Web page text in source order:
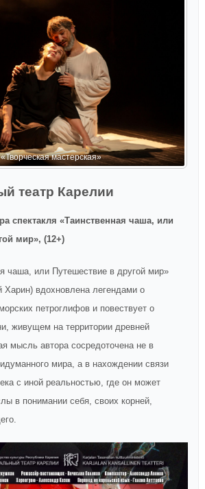
мастерская»
театр Карелии
спектакля «Таинственная чаша, или
мир», (12+)
чаша, или Путешествие в другой мир»
Харин) вдохновлена легендами о
петроглифов и повествует о
живущем на территории древней
мысль автора сосредоточена не в
мира, а в нахождении связи
с иной реальностью, где он может
в понимании себя, своих корней,